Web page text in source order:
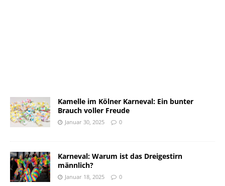
Kamelle im Kölner Karneval: Ein bunter
Brauch voller Freude
Januar 30, 2025 0
Karneval: Warum ist das Dreigestirn
männlich?
Januar 18, 2025 0